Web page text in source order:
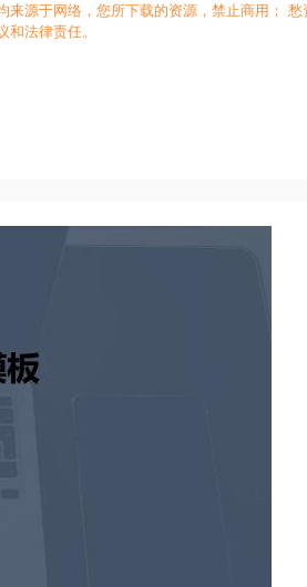
来源于网络，您所下载的资源，禁止商用；
和法律责任。